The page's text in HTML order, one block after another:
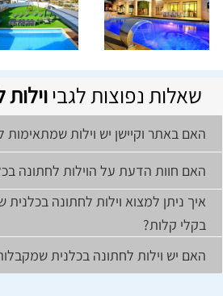
שאלות נפוצות לגבי
האם באתר וקיישן יש וילות שמתאימות
האם חוות הדעת על הוילות לחתונה
איך ניתן למצוא וילות לחתונה בכלנית
בקלי קלות?
האם יש וילות לחתונה בכלנית